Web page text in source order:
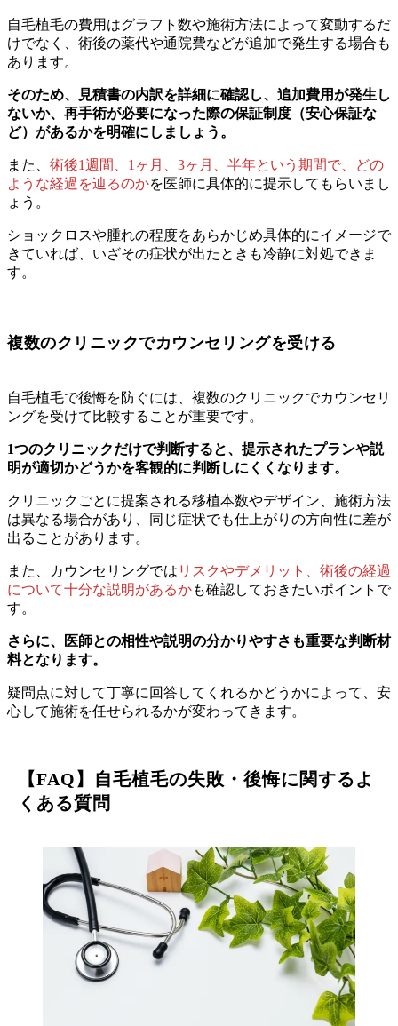
自毛植毛の費用はグラフト数や施術方法によって変動するだ
けでなく、術後の薬代や通院費などが追加で発生する場合も
あります。
そのため、見積書の内訳を詳細に確認し、追加費用が発生し
ないか、再手術が必要になった際の保証制度（安心保証な
ど）があるかを明確にしましょう。
また、 術後1週間、1ヶ月、3ヶ月、半年という期間で、どの
ような経過を辿るのかを医師に具体的に提示してもらいまし
ょう。
ショックロスや腫れの程度をあらかじめ具体的にイメージで
きていれば、いざその症状が出たときも冷静に対処できま
す。
複数のクリニックでカウンセリングを受ける
自毛植毛で後悔を防ぐには、複数のクリニックでカウンセリ
ングを受けて比較することが重要です。
1つのクリニックだけで判断すると、提示されたプランや説
明が適切かどうかを客観的に判断しにくくなります。
クリニックごとに提案される移植本数やデザイン、施術方法
は異なる場合があり、同じ症状でも仕上がりの方向性に差が
出ることがあります。
また、カウンセリングでは リスクやデメリット、術後の経過
について十分な説明があるかも確認しておきたいポイントで
す。
さらに、医師との相性や説明の分かりやすさも重要な判断材
料となります。
疑問点に対して丁寧に回答してくれるかどうかによって、安
心して施術を任せられるかが変わってきます。
【FAQ】自毛植毛の失敗・後悔に関するよ
くある質問